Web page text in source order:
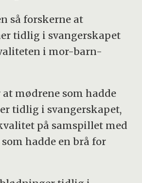
leksikon og Markestad, T.
2016
så forskerne at
tidlig i svangerskapet
i mor-barn-
at mødrene som hadde
tidlig i svangerskapet,
på samspillet med
hadde en brå for